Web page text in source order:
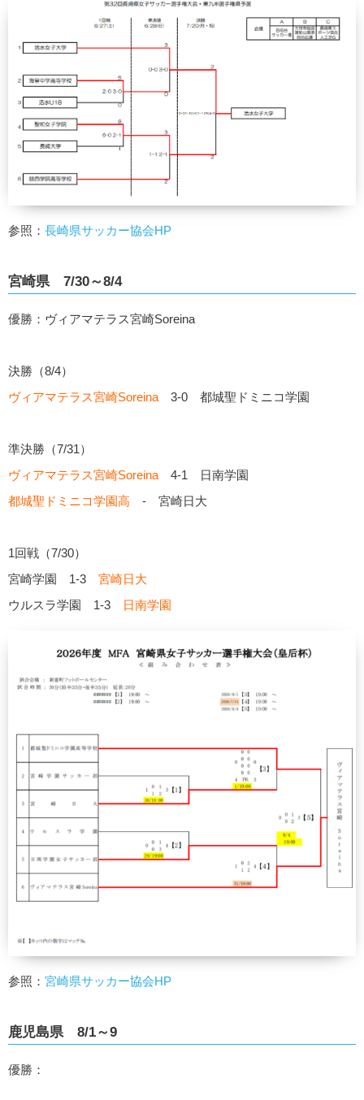
参照： 長崎県サッカー協会HP
宮崎県 7/30～8/4
優勝：ヴィアマテラス宮崎Soreina
決勝（8/4）
ヴィアマテラス宮崎Soreina 3-0 都城聖ドミニコ学園
準決勝（7/31）
ヴィアマテラス宮崎Soreina 4-1 日南学園
都城聖ドミニコ学園高 - 宮崎日大
1回戦（7/30）
宮崎学園 1-3 宮崎日大
ウルスラ学園 1-3
日南学園
参照： 宮崎県サッカー協会HP
鹿児島県 8/1～9
優勝：